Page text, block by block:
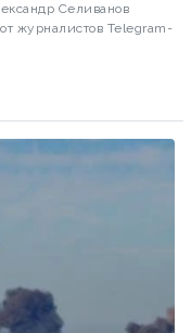
Селиванов
журналистов Telegram-